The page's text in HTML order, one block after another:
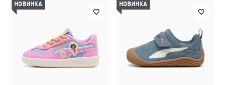
НОВИНКА НОВИНКА